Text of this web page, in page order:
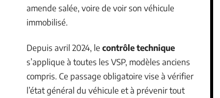
amende salée, voire de voir son véhicule
immobilisé.
Depuis avril 2024, le contrôle technique
s’applique à toutes les VSP, modèles anciens
compris. Ce passage obligatoire vise à vérifier
l’état général du véhicule et à prévenir tout